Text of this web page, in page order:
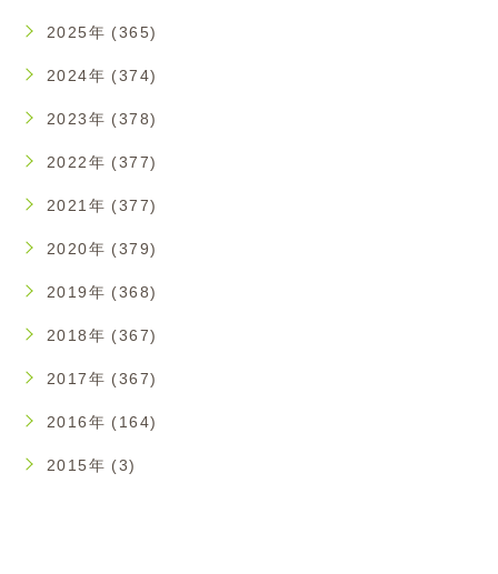
2025年 (365)
2024年 (374)
2023年 (378)
2022年 (377)
2021年 (377)
2020年 (379)
2019年 (368)
2018年 (367)
2017年 (367)
2016年 (164)
2015年 (3)